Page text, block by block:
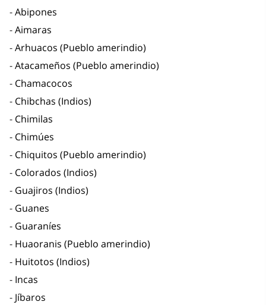
Abipones
Aimaras
Arhuacos (Pueblo amerindio)
Atacameños (Pueblo amerindio)
Chamacocos
Chibchas (Indios)
Chimilas
Chimúes
Chiquitos (Pueblo amerindio)
Colorados (Indios)
Guajiros (Indios)
Guanes
Guaraníes
Huaoranis (Pueblo amerindio)
Huitotos (Indios)
Incas
Jíbaros